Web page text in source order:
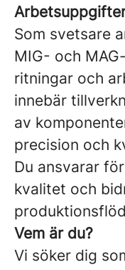
Som svetsare
MIG- och
ritningar och
innebär
av
precision och
Du ansvarar
kvalitet och
Vem är du?
Vi söker dig